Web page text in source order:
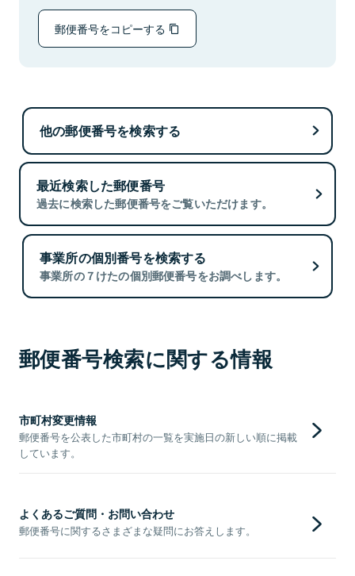
郵便番号をコピーする
他の郵便番号を検索する
最近検索した郵便番号
過去に検索した郵便番号をご覧いただけます。
事業所の個別番号を検索する
事業所の７けたの個別郵便番号をお調べします。
郵便番号検索に関する情報
市町村変更情報
郵便番号を公表した市町村の一覧を実施日の新しい順に掲載
しています。
よくあるご質問・お問い合わせ
郵便番号に関するさまざまな疑問にお答えします。